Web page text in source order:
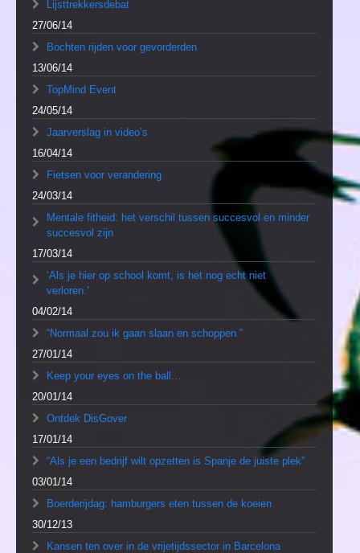
Lijsttrekkersdebat
27/06/14
Bochten rijden voor gevorderden
13/06/14
TopMind Event
24/05/14
Jaarverslag in video’s
16/04/14
Fietsen voor verandering
24/03/14
Mentale fitheid: het verschil tussen succesvol en minder
succesvol zijn
17/03/14
‘Als je hier op school komt, is het nog echt niet
verloren.’
04/02/14
“Normaal zou ik gaan slaan en schoppen.”
27/01/14
Keep your eyes on the ball…
20/01/14
Ontdek DisGover
17/01/14
“Als je een bedrijf wilt opzetten is Spanje de juiste plek”
03/01/14
Boerderijdag: hamburgers eten tussen de koeien
30/12/13
Kansen ten over in de vrijetijdssector in Barcelona